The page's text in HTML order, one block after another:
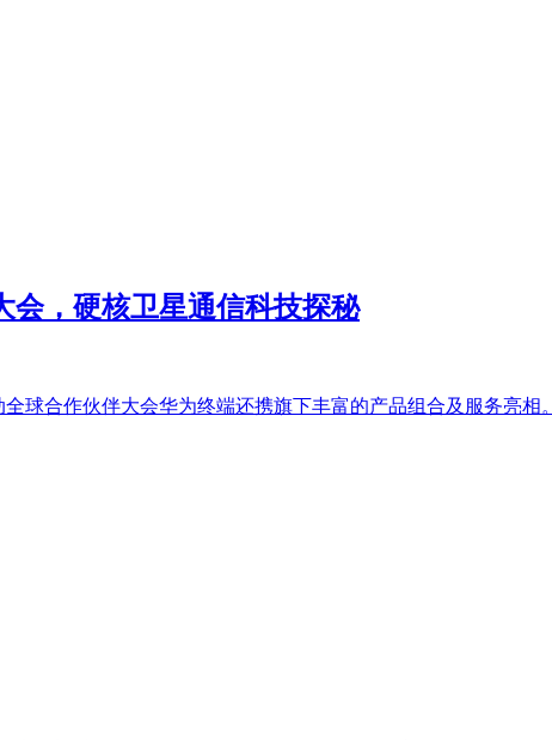
会，硬核卫星通信科技探秘
球合作伙伴大会华为终端还携旗下丰富的产品组合及服务亮相。